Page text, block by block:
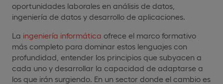
oportunidades laborales en análisis de datos,
ingeniería de datos y desarrollo de aplicaciones.
La ingeniería informática ofrece el marco formativo
más completo para dominar estos lenguajes con
profundidad, entender los principios que subyacen a
cada uno y desarrollar la capacidad de adaptarse a
los que irán surgiendo. En un sector donde el cambio es